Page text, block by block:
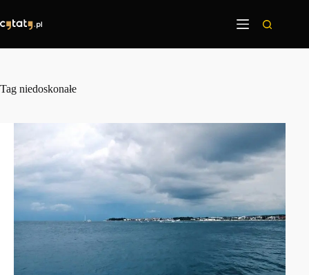
treści
Tag niedoskonałe